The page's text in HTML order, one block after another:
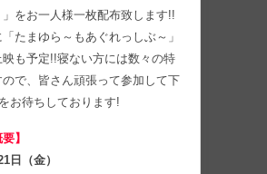
」をお一人様一枚配布致します!!
たまゆら～もあぐれっしぶ～」
も予定!!寝ない方には数々の特
で、皆さん頑張って参加して下
お待ちしております!
】
日（金）